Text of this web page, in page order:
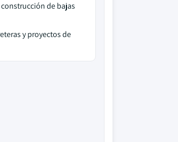
de bajas
y proyectos de